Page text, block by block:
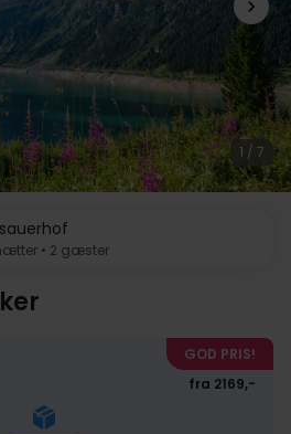
1 / 7
• 2 gæster
GOD PRIS!
fra 2169,-